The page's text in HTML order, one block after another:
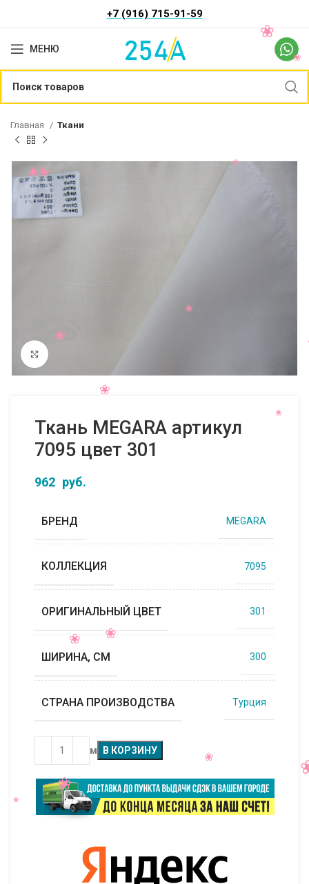
+7 (916) 715-91-59
МЕНЮ
Главная Ткани
Ткань MEGARA артикул
7095 цвет 301
962 руб.
БРЕНД MEGARA
КОЛЛЕКЦИЯ 7095
ОРИГИНАЛЬНЫЙ ЦВЕТ 301
ШИРИНА, СМ 300
СТРАНА ПРОИЗВОДСТВА Турция
м В КОРЗИНУ